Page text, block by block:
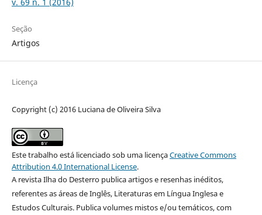
Seção
Artigos
Licença
Copyright (c) 2016 Luciana de Oliveira Silva
Este trabalho está licenciado sob uma licençaCreative Commons
Attribution 4.0 International License.
A revista Ilha do Desterro publica artigos e resenhas inéditos,
referentes as áreas de Inglês, Literaturas em Língua Inglesa e
Estudos Culturais. Publica volumes mistos e/ou temáticos, com